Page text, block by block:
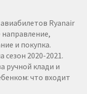
Ryanair
и покупка.
сезон 2020-2021.
ручной клади и
что входит